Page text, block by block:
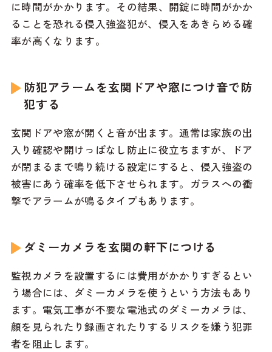
に時間がかかります。その結果、開錠に時間がかか
ることを恐れる侵入強盗犯が、侵入をあきらめる確
率が高くなります。
防犯アラームを玄関ドアや窓につけ音で防
犯する
玄関ドアや窓が開くと音が出ます。通常は家族の出
入り確認や開けっぱなし防止に役立ちますが、ドア
が閉まるまで鳴り続ける設定にすると、侵入強盗の
被害にあう確率を低下させられます。ガラスへの衝
撃でアラームが鳴るタイプもあります。
ダミーカメラを玄関の軒下につける
監視カメラを設置するには費用がかかりすぎるとい
う場合には、ダミーカメラを使うという方法もあり
ます。電気工事が不要な電池式のダミーカメラは、
顔を見られたり録画されたりするリスクを嫌う犯罪
者を阻止します。